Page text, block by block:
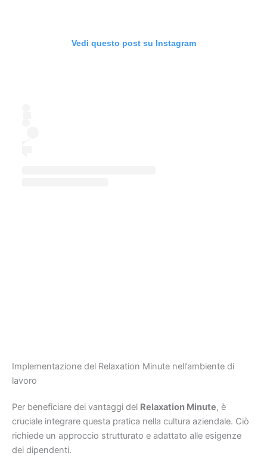
Vedi questo post su Instagram
Implementazione del Relaxation Minute nell’ambiente di
lavoro
Per beneficiare dei vantaggi del Relaxation Minute, è
cruciale integrare questa pratica nella cultura aziendale. Ciò
richiede un approccio strutturato e adattato alle esigenze
dei dipendenti.